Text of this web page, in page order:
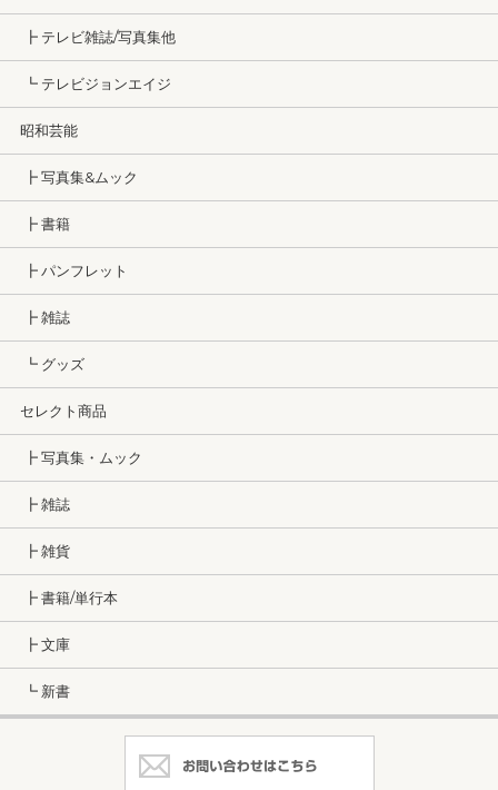
┣ テレビ雑誌/写真集他
┗ テレビジョンエイジ
昭和芸能
┣ 写真集&ムック
┣ 書籍
┣ パンフレット
┣ 雑誌
┗ グッズ
セレクト商品
┣ 写真集・ムック
┣ 雑誌
┣ 雑貨
┣ 書籍/単行本
┣ 文庫
┗ 新書